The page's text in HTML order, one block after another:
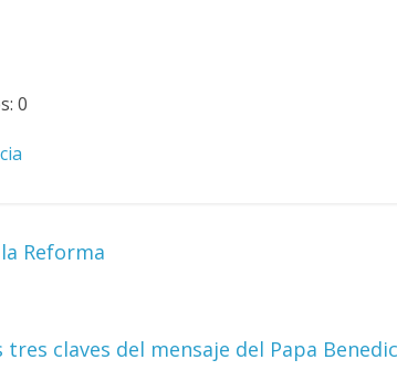
0
Reforma
tres claves del mensaje del Papa